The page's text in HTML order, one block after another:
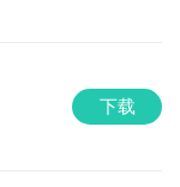
下载